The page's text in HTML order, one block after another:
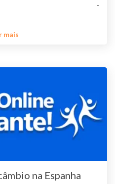
-
mais
na Espanha